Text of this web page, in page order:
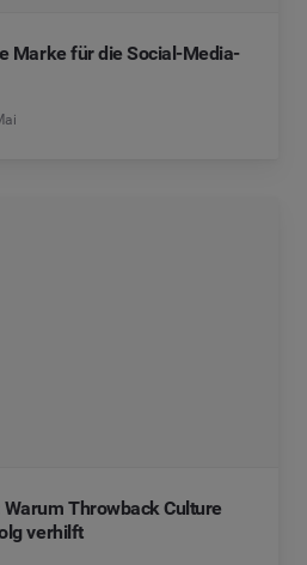
Marke für die Social-Media-
Throwback Culture
verhilft